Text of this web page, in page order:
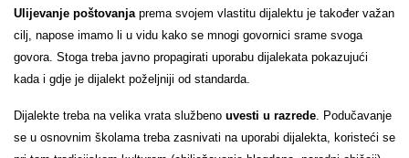
Ulijevanje poštovanja prema svojem vlastitu dijalektu je također važan
cilj, napose imamo li u vidu kako se mnogi govornici srame svoga
govora. Stoga treba javno propagirati uporabu dijalekata pokazujući
kada i gdje je dijalekt poželjniji od standarda.
Dijalekte treba na velika vrata službeno uvesti u razrede. Podučavanje
se u osnovnim školama treba zasnivati na uporabi dijalekta, koristeći se